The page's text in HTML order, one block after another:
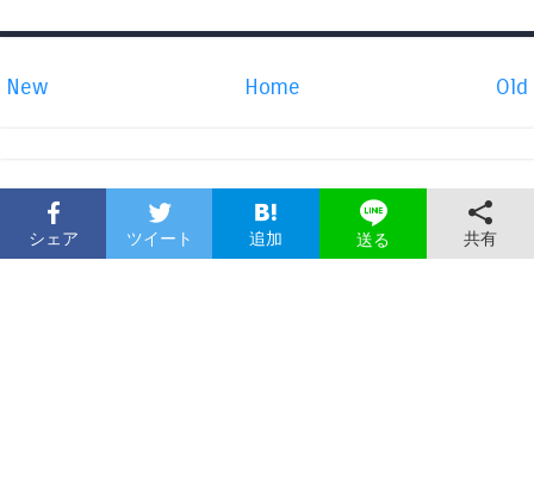
New Old
Home
シェア ツイート 追加 送る 共有